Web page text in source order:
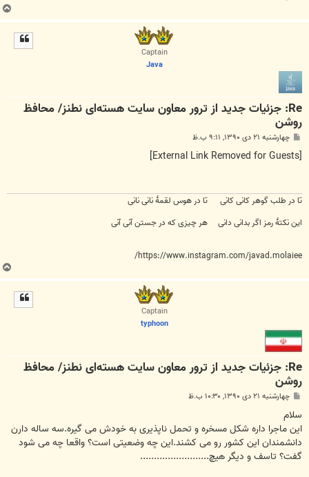
ب
ا
Captain
Java
Re: جزئیات جدید از ترور معاون سایت هسته‌ای نطنز/ محافظ
روشن
پ
ت
چهارشنبه ۲۱ دی ۱۳۹۰, ۹:۱۱ ب.ظ
تا در طلب گوهر کانی کانی تا در هوس لقمهٔ نانی نانی
این نکتهٔ رمز اگر بدانی دانی هر چیزی که در جستن آنی آنی
https://www.instagram.com/javad.molaiee/
ب
ا
Captain
typhoon
Re: جزئیات جدید از ترور معاون سایت هسته‌ای نطنز/ محافظ
روشن
پ
ت
چهارشنبه ۲۱ دی ۱۳۹۰, ۱۰:۳۰ ب.ظ
سلام
این ماجرا داره شکل مسخره و تحمل ناپذیری به خودش می گیره.سه ساله دارن
دانشمندان این کشور رو می کشند.این چه وضعیتی است؟ واقعا چه می شود
گفت؟ تاسف و دیگر هیچ.........................